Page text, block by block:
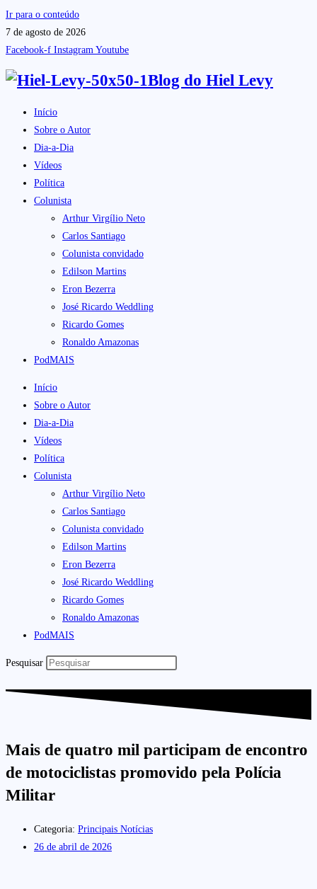
Ir para o conteúdo
7 de agosto de 2026
Facebook-f Instagram Youtube
Blog do Hiel Levy
Início
Sobre o Autor
Dia-a-Dia
Vídeos
Política
Colunista
Arthur Virgílio Neto
Carlos Santiago
Colunista convidado
Edilson Martins
Eron Bezerra
José Ricardo Weddling
Ricardo Gomes
Ronaldo Amazonas
PodMAIS
Início
Sobre o Autor
Dia-a-Dia
Vídeos
Política
Colunista
Arthur Virgílio Neto
Carlos Santiago
Colunista convidado
Edilson Martins
Eron Bezerra
José Ricardo Weddling
Ricardo Gomes
Ronaldo Amazonas
PodMAIS
Pesquisar
Mais de quatro mil participam de encontro
de motociclistas promovido pela Polícia
Militar
Categoria: Principais Notícias
26 de abril de 2026